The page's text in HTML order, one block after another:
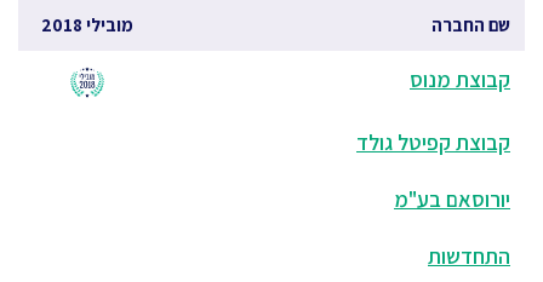
שם החברה מובילי 2018
קבוצת מנוס
קבוצת קפיטל גולד
יורוסאם בע"מ
התחדשות